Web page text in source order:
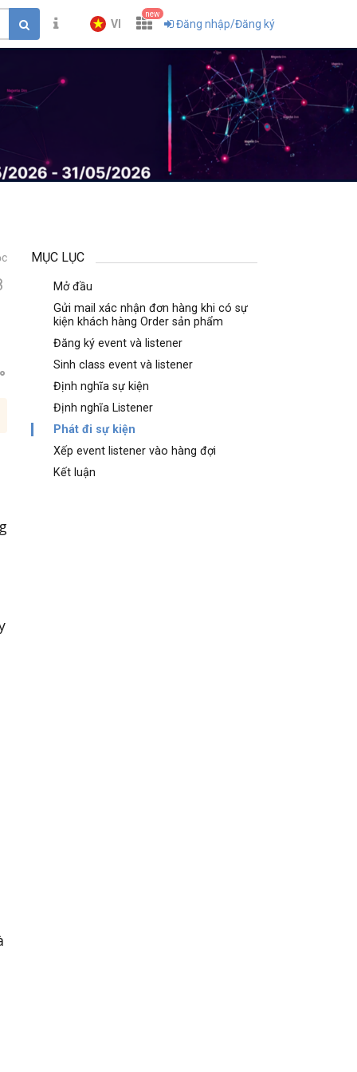
VI
new
Đăng nhập/Đăng ký
MỤC LỤC
Mở đầu
Gửi mail xác nhận đơn hàng khi có sự
kiện khách hàng Order sản phẩm
Đăng ký event và listener
Sinh class event và listener
Định nghĩa sự kiện
Định nghĩa Listener
Phát đi sự kiện
Xếp event listener vào hàng đợi
Kết luận